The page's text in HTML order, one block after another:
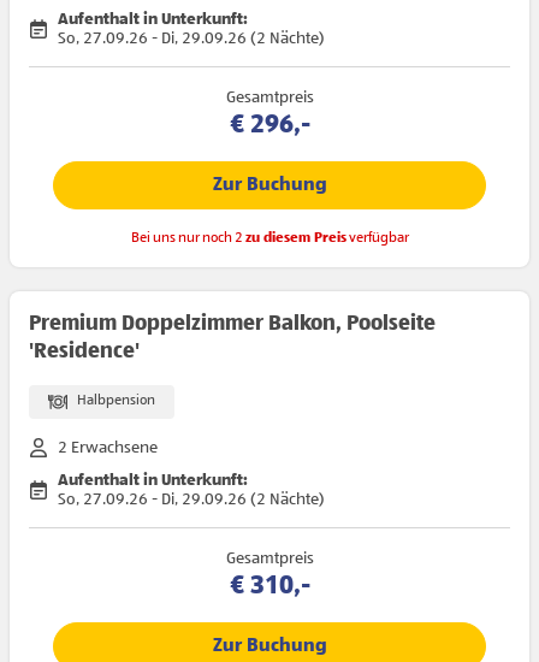
Aufenthalt in Unterkunft:
So, 27.09.26 - Di, 29.09.26 (2 Nächte)
Gesamtpreis
€ 296,-
Zur Buchung
Bei uns nur noch 2 zu diesem Preisverfügbar
Premium Doppelzimmer Balkon, Poolseite
'Residence'
Halbpension
2 Erwachsene
Aufenthalt in Unterkunft:
So, 27.09.26 - Di, 29.09.26 (2 Nächte)
Gesamtpreis
€ 310,-
Zur Buchung